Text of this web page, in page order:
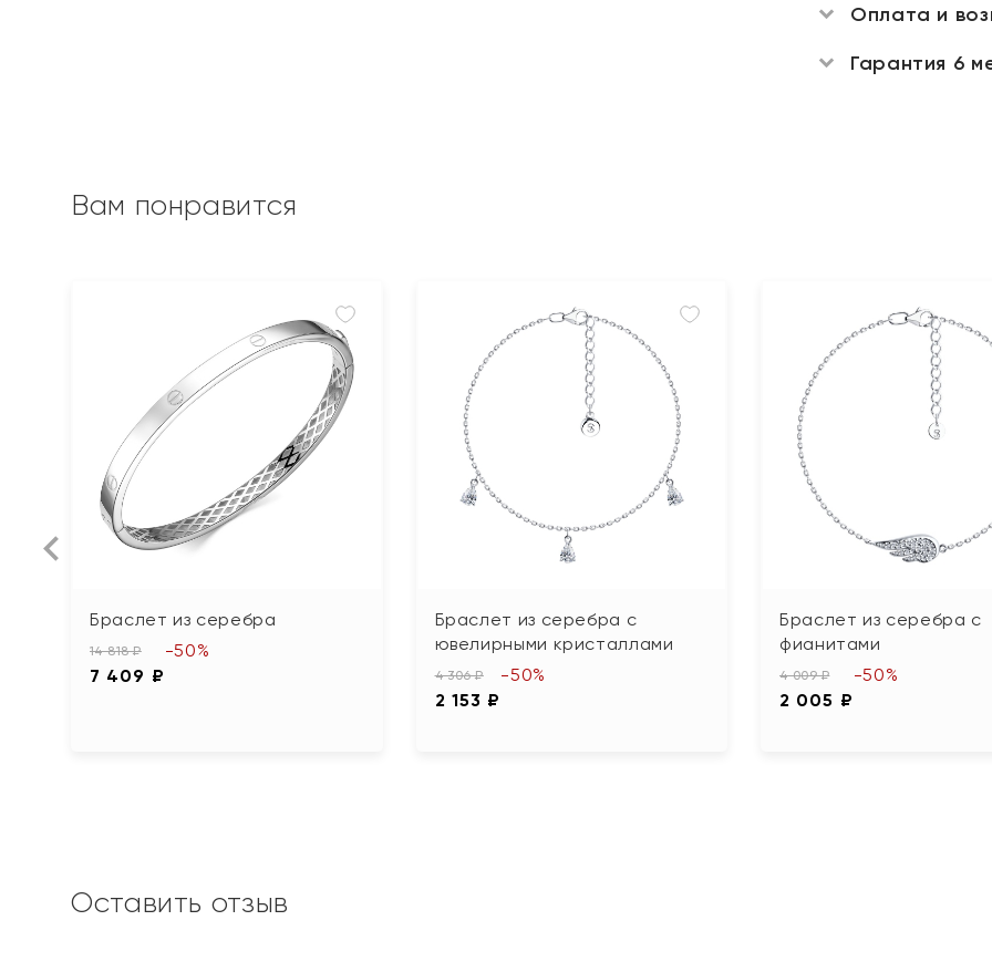
Оплата и
Гарантия 6
Вам понравится
Браслет из серебра
14 818 ₽
7 409 ₽
-50%
Браслет из серебра с
ювелирными кристаллами
4 306 ₽
2 153 ₽
-50%
Браслет из серебра с
фианитами
4 009 ₽
2 005 ₽
-50%
Оставить отзыв